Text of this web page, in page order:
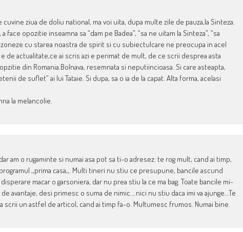
ziua de doliu national, ma voi uita, dupa multe zile de pauza,la Sinteza.
opozitie inseamna sa “dam pe Badea”, “sa ne uitam la Sinteza”, “sa
cu starea noastra de spirit si cu subiectulcare ne preocupa in acel
actualitate,ce ai scris azi e perimat de mult, de ce scrii desprea asta
din Romania.Bolnava, resemnata si neputiincioasa. Si care asteapta,
de suflet” ai lui Tataie. Si dupa, sa o ia de la capat. Alta forma, acelasi
la melancolie.
am o rugaminte si numai asa pot sa ti-o adresez: te rog mult, cand ai timp,
,,prima casa,,. Multi tineri nu stiu ce presupune, bancile ascund
macar o garsoniera, dar nu prea stiu la ce ma bag. Toate bancile mi-
avantaje, desi primesc o suma de nimic….nici nu stiu daca imi va ajunge…Te
scrii un astfel de articol, cand ai timp fa-o. Multumesc frumos. Numai bine.